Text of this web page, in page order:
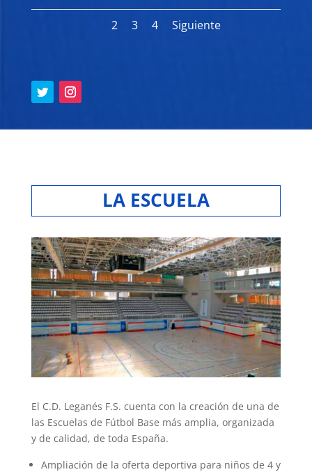
1 2 3 4 Siguiente
LA ESCUELA
El C.D. Leganés F.S. cuenta con la creación de una de
las Escuelas de Fútbol Base más amplia, organizada
y de calidad, de toda España.
Ampliación de la oferta deportiva para niños de 4 y